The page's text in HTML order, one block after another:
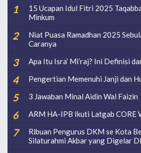
15 Ucapan Idul Fitri 2025
Minkum
Niat Puasa Ramadhan 2025
Caranya
Apa Itu Isra’ Mi’raj? Ini Definisi
Pengertian Memenuhi Janji dan
3 Jawaban Minal Aidin Wal Faizin
ARM HA-IPB Ikuti Latgab CORE
Ribuan Pengurus DKM se Kota
Silaturahmi Akbar yang Digelar